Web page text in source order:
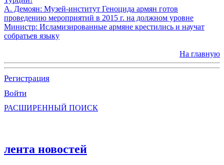
А. Демоян: Музей-институт Геноцида армян готов
проведению мероприятий в 2015 г. на должном уровне
Министр: Исламизированные армяне крестились и научат
собратьев языку
На главную
Регистрация
Войти
РАСШИРЕННЫЙ ПОИСК
лента новостей